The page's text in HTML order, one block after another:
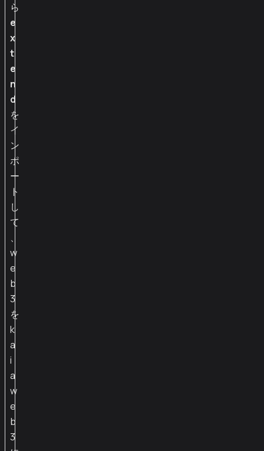
ら
e
x
t
e
n
d
を
イ
ン
ポ
ー
ト
し
て
、
w
e
b
3
を
k
a
i
a
w
e
b
3